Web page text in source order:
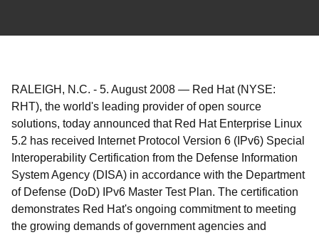
RALEIGH, N.C. - 5. August 2008 — Red Hat (NYSE:
RHT), the world's leading provider of open source
solutions, today announced that Red Hat Enterprise Linux
5.2 has received Internet Protocol Version 6 (IPv6) Special
Interoperability Certification from the Defense Information
System Agency (DISA) in accordance with the Department
of Defense (DoD) IPv6 Master Test Plan. The certification
demonstrates Red Hat's ongoing commitment to meeting
the growing demands of government agencies and